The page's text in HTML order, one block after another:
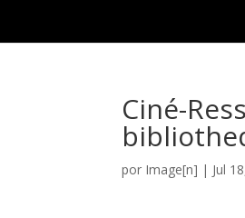
Ciné-
por Image[n] | Jul